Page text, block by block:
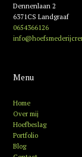
Dennenlaan 2
6371CS Landgraaf
0654366126
Menu
Home
Over mij
Hoefbeslag
Portfolio
Blog